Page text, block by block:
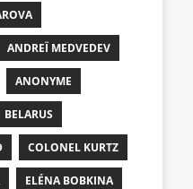
ANDREÏ MEDVEDEV
ANONYME
BELARUS
COLONEL KURTZ
ELÉNA BOBKINA